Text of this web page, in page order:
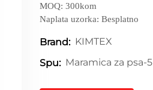
MOQ: 300kom
Naplata uzorka: Besplatno
Brand: KIMTEX
Spu: Maramica za psa-5